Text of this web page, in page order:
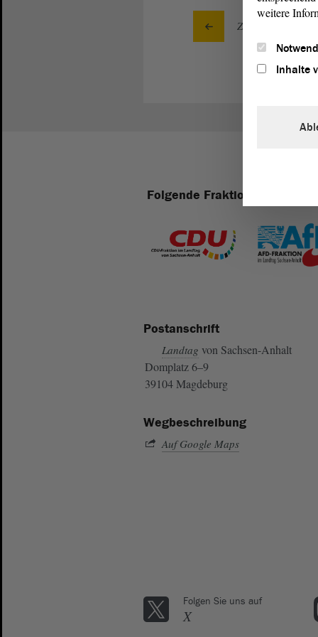
Zurück zur
Folgende Fraktionen sind im
Postanschrift
Landtag von Sachsen-Anhalt
Domplatz 6–9
39104 Magdeburg
Wegbeschreibung
Auf Google Maps
Folgen Sie uns auf
X
weitere
Inhalte